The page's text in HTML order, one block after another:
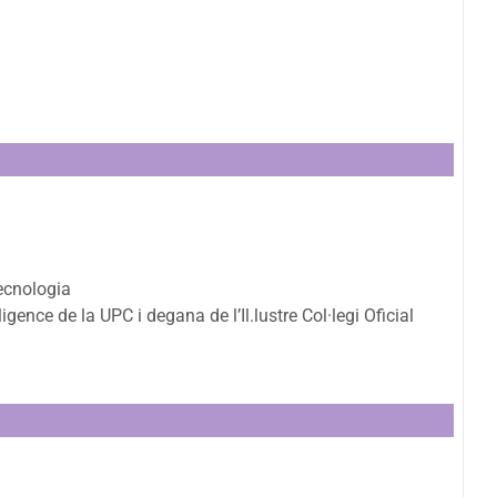
de la UPC i degana de l’Il.lustre Col·legi Oficial